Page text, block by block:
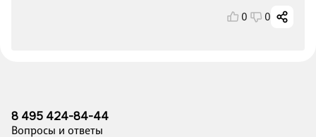
0 0
8 495 424-84-44
Вопросы и ответы